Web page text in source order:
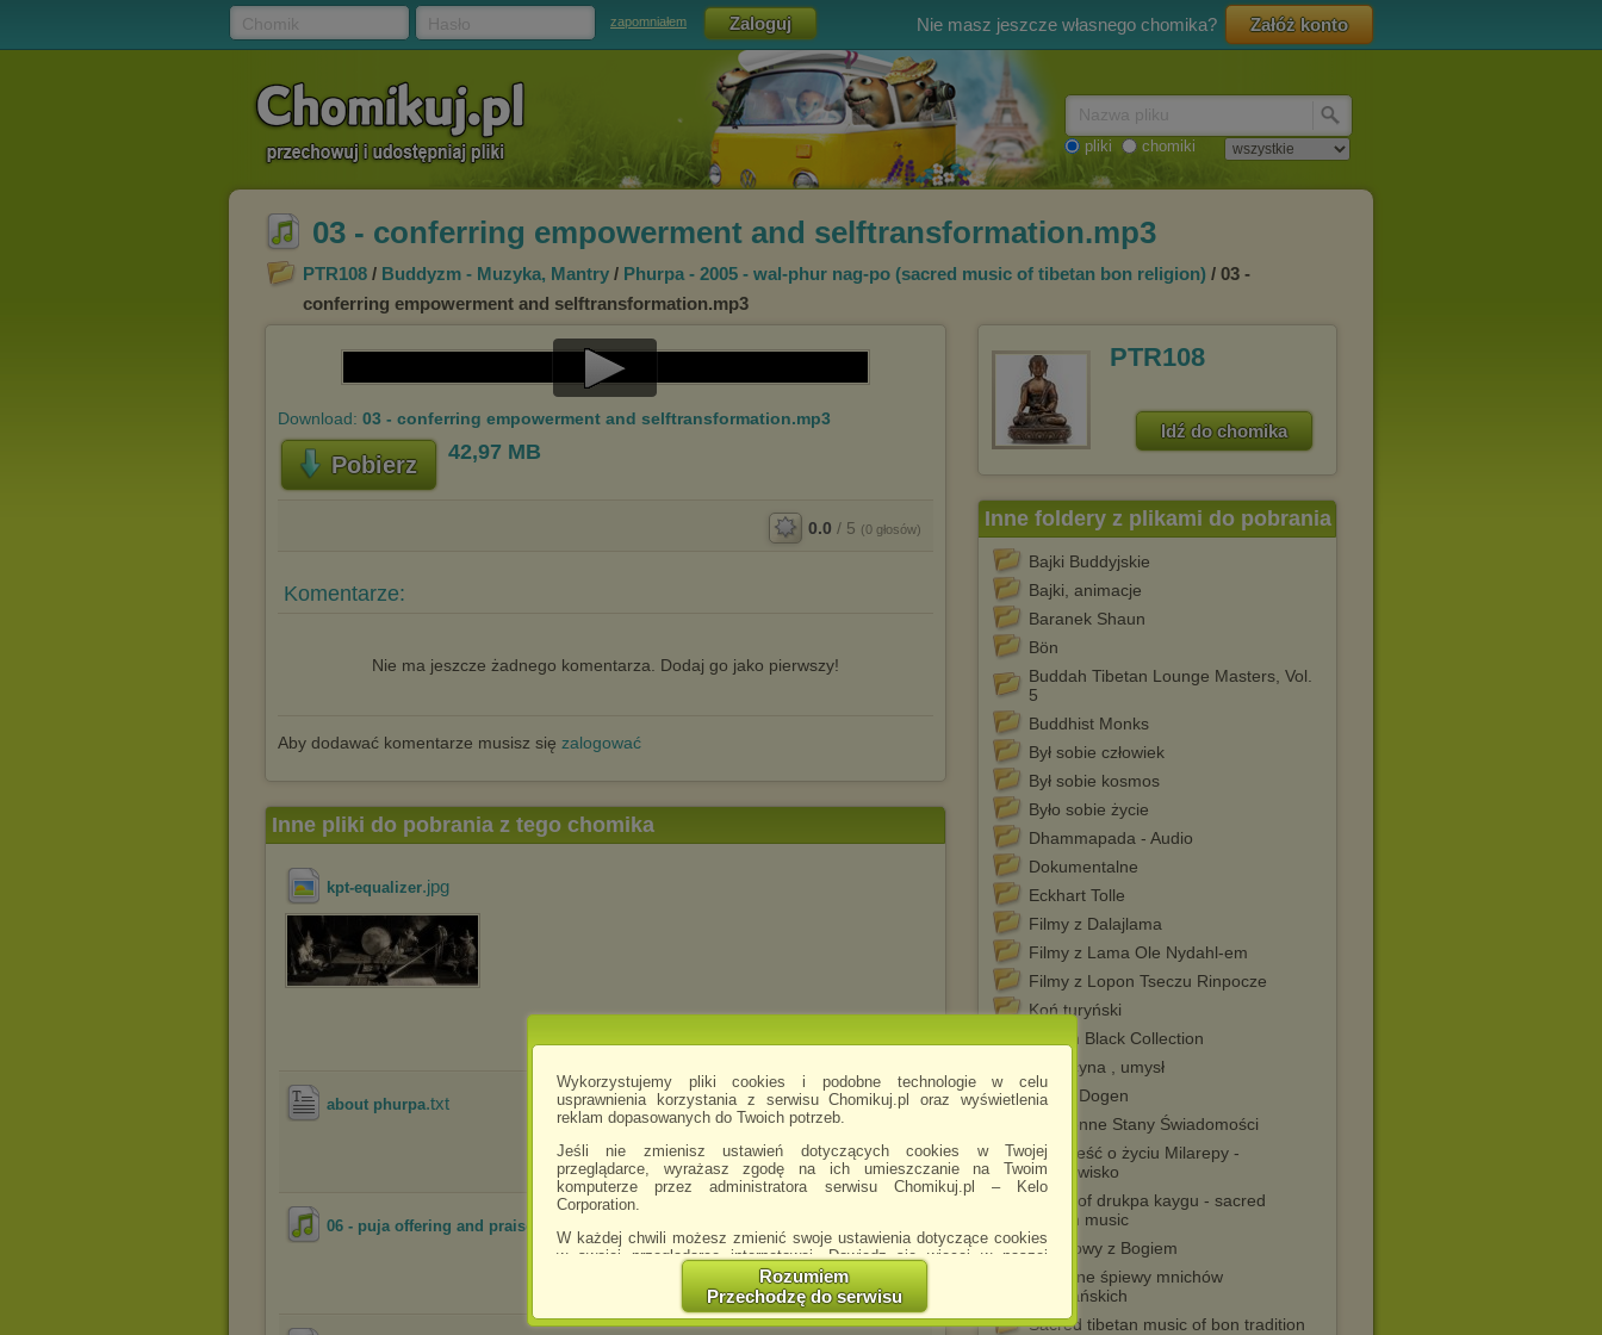
Wykorzystujemy pliki cookies i podobne technologie w celu
usprawnienia korzystania z serwisu Chomikuj.pl oraz wyświetlenia
reklam dopasowanych do Twoich potrzeb.
Jeśli nie zmienisz ustawień dotyczących cookies w Twojej
przeglądarce, wyrażasz zgodę na ich umieszczanie na Twoim
komputerze przez administratora serwisu Chomikuj.pl – Kelo
Corporation.
W każdej chwili możesz zmienić swoje ustawienia dotyczące cookies
w swojej przeglądarce internetowej. Dowiedz się więcej w naszej
http://chomikuj.pl/PolitykaPrywatnosci.aspx
Jednocześnie informujemy że zmiana ustawień przeglądarki może
spowodować ograniczenie korzystania ze strony Chomikuj.pl.
Rozumiem
Przechodzę do serwisu
zapomniałem Nie masz jeszcze własnego chomika? Załóż konto
pliki chomiki
03 - conferring empowerment and selftransformation.mp3
PTR108 / Buddyzm - Muzyka, Mantry / Phurpa - 2005 - wal-phur nag-po (sacred music of tibetan bon religion) / 03 -
conferring empowerment and selftransformation.mp3
Play
Download: 03 - conferring empowerment and selftransformation.mp3
Pobierz 42,97 MB
0.0 / 5 (0 głosów)
Komentarze:
Nie ma jeszcze żadnego komentarza. Dodaj go jako pierwszy!
Aby dodawać komentarze musisz się zalogować
PTR108
Idź do chomika
Inne foldery z plikami do pobrania
Bajki Buddyjskie
Bajki, animacje
Baranek Shaun
Bön
Buddah Tibetan Lounge Masters, Vol.
5
Buddhist Monks
Był sobie człowiek
Był sobie kosmos
Było sobie życie
Dhammapada - Audio
Dokumentalne
Eckhart Tolle
Filmy z Dalajlama
Filmy z Lama Ole Nydahl-em
Filmy z Lopon Tseczu Rinpocze
Koń turyński
Man in Black Collection
Medycyna , umysł
Mistrz Dogen
Odmienne Stany Świadomości
Opowieść o życiu Milarepy -
słuchowisko
Order of drukpa kaygu - sacred
tibetan music
Rozmowy z Bogiem
Rytualne śpiewy mnichów
Tybetańskich
Sacred tibetan music of bon tradition
Inne pliki do pobrania z tego chomika
kpt-equalizer.jpg
about phurpa.txt
06 - puja offering and praises